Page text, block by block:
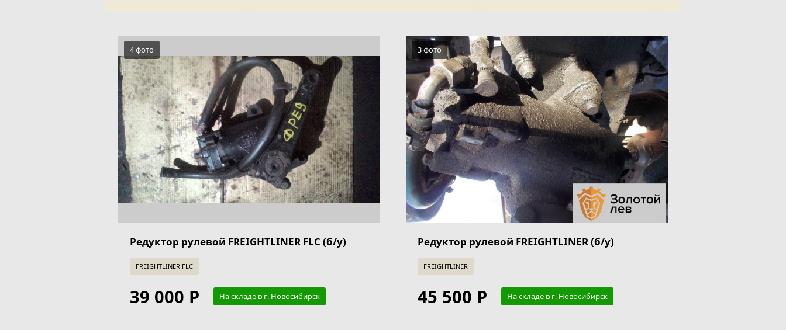
4 фото
Редуктор рулевой FREIGHTLINER FLC (б/у)
FREIGHTLINER FLC
39 000 Р На складе в г. Новосибирск
3 фото
Редуктор рулевой FREIGHTLINER (б/у)
FREIGHTLINER
45 500 Р На складе в г. Новосибирск